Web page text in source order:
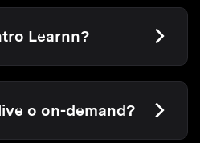
Learnn?
o on-demand?